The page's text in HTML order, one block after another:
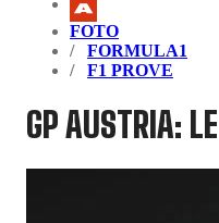
FOTO
FORMULA1
F1 PROVE
GP AUSTRIA: